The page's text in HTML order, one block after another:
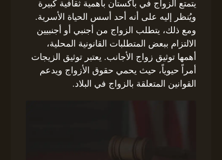
يتمتع الزواج في باكستان بأهمية ثقافية كبيرة
ويُنظر إليه على أنه أحد أسس الحياة الأسرية.
ومع ذلك، يتطلب الزواج من أجنبي أو أجنبيين
الالتزام ببعض المتطلبات القانونية المحلية،
أهمها توثيق زواج الأجانب. يعتبر توثيق الزيجات
أمراً حيوياً، حيث يحمي حقوق الأزواج ويدعم
القوانين المتعلقة بالزواج في البلاد.